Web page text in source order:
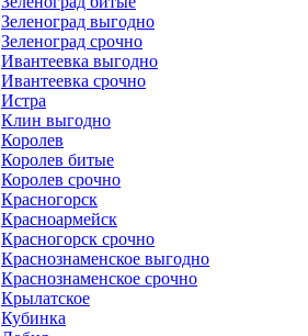
Зеленоград выгодно
Зеленоград срочно
Ивантеевка выгодно
Ивантеевка срочно
Истра
Клин выгодно
Королев
Королев битые
Королев срочно
Красногорск
Красноармейск
Красногорск срочно
Краснознаменское выгодно
Краснознаменское срочно
Крылатское
Кубинка